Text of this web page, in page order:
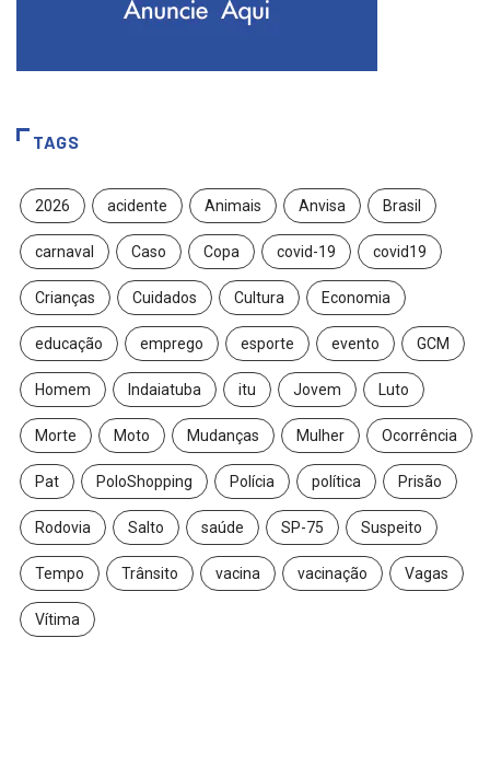
TAGS
2026 acidente Animais Anvisa Brasil
carnaval Caso Copa covid-19 covid19
Crianças Cuidados Cultura Economia
educação emprego esporte evento GCM
Homem Indaiatuba itu Jovem Luto
Morte Moto Mudanças Mulher Ocorrência
Pat PoloShopping Polícia política Prisão
Rodovia Salto saúde SP-75 Suspeito
Tempo Trânsito vacina vacinação Vagas
Vítima